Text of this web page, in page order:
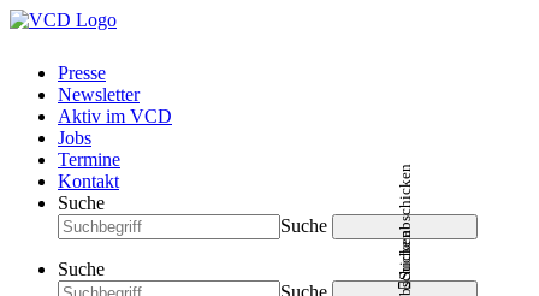
Presse
Newsletter
Aktiv im VCD
Jobs
Termine
Kontakt
Suche
Suche
Suche abschicken
Suche
Suche